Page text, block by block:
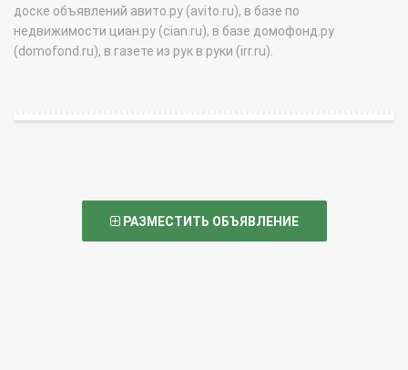
доске объявлений авито.ру (avito.ru), в базе по
недвижимости циан.ру (cian.ru), в базе домофонд.ру
(domofond.ru), в газете из рук в руки (irr.ru).
РАЗМЕСТИТЬ ОБЪЯВЛЕНИЕ